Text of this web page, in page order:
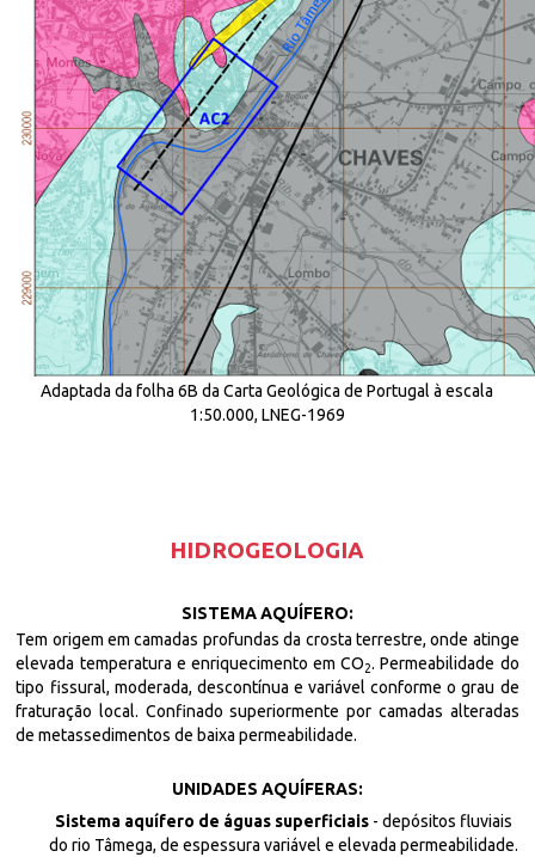
Adaptada da folha 6B da Carta Geológica de Portugal à escala
1:50.000, LNEG-1969
HIDROGEOLOGIA
SISTEMA AQUÍFERO:
Tem origem em camadas profundas da crosta terrestre, onde atinge
elevada temperatura e enriquecimento em CO2. Permeabilidade do
tipo fissural, moderada, descontínua e variável conforme o grau de
fraturação local. Confinado superiormente por camadas alteradas
de metassedimentos de baixa permeabilidade.
UNIDADES AQUÍFERAS:
Sistema aquífero de águas superficiais - depósitos fluviais
do rio Tâmega, de espessura variável e elevada permeabilidade.